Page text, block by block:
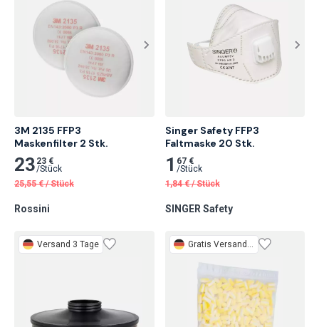
3M 2135 FFP3
Maskenfilter 2 Stk.
23 23 €
/Stück
25,55 € /Stück
Rossini
Singer Safety FFP3
Faltmaske 20 Stk.
1 67 €
/Stück
1,84 € /Stück
SINGER Safety
Versand 3 Tage Gratis Versand 3 Tage